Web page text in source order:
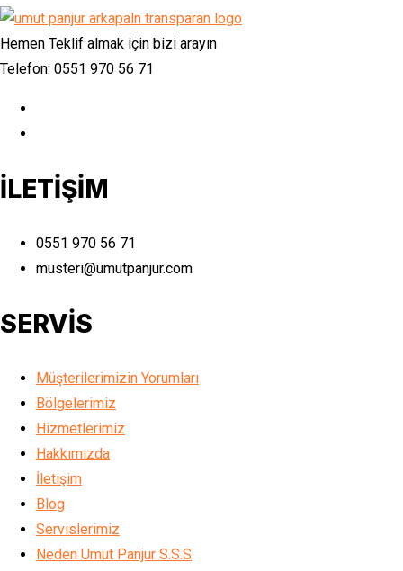
Hemen Teklif almak için bizi arayın
Telefon: 0551 970 56 71
İLETİŞİM
0551 970 56 71
musteri@umutpanjur.com
SERVİS
Müşterilerimizin Yorumları
Bölgelerimiz
Hizmetlerimiz
Hakkımızda
İletişim
Blog
Servislerimiz
Neden Umut Panjur S.S.S